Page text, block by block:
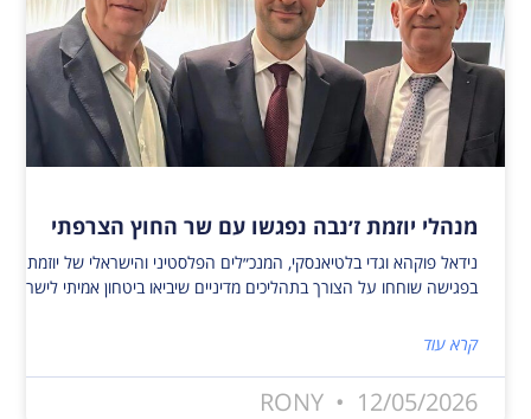
מנהלי יוזמת ז׳נבה נפגשו עם שר החוץ הצרפתי
נידאל פוקהא וגדי בלטיאנסקי, המנכ״לים הפלסטיני והישראלי של יוזמת
בפגישה שוחחו על הצורך בתהליכים מדיניים שיביאו ביטחון אמיתי
קרא עוד
RONY 12/05/2026